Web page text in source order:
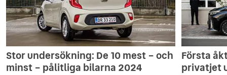
Stor undersökning: De 10 mest – och
minst – pålitliga bilarna 2024
Första
privatjet